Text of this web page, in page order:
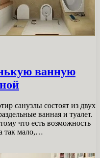
ванную
санузлы состоят из двух
ванная и туалет.
что есть возможность
так мало,…